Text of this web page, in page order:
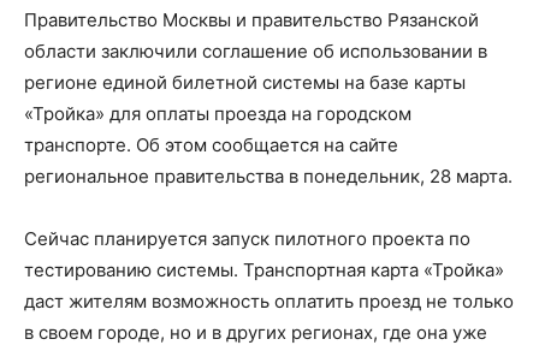
Правительство Москвы и правительство Рязанской
области заключили соглашение об использовании в
регионе единой билетной системы на базе карты
«Тройка» для оплаты проезда на городском
транспорте. Об этом сообщается на сайте
региональное правительства в понедельник, 28 марта.
Сейчас планируется запуск пилотного проекта по
тестированию системы. Транспортная карта «Тройка»
даст жителям возможность оплатить проезд не только
в своем городе, но и в других регионах, где она уже